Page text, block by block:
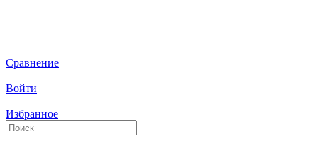
Сравнение
Войти
Избранное